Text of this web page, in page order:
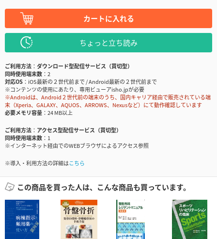
カートに入れる
ちょっと立ち読み
ご利用方法
ダウンロード型配信サービス（買切型）
同時使用端末数
2
対応OS
iOS最新の２世代前まで / Android最新の２世代前まで
※コンテンツの使用にあたり、専用ビューアisho.jpが必要
※Androidは、Android２世代前の端末のうち、国内キャリア経由で販売されている端
末（Xperia、GALAXY、AQUOS、ARROWS、Nexusなど）にて動作確認しています
必要メモリ容量
24 MB以上
ご利用方法
アクセス型配信サービス（買切型）
同時使用端末数
1
※インターネット経由でのWEBブラウザによるアクセス参照
※導入・利用方法の詳細はこちら
この商品を買った人は、こんな商品も買っています。